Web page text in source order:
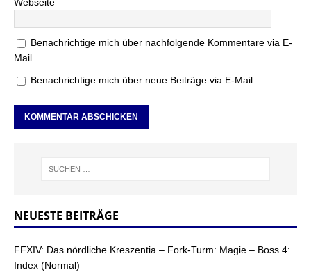
Webseite
Benachrichtige mich über nachfolgende Kommentare via E-
Mail.
Benachrichtige mich über neue Beiträge via E-Mail.
NEUESTE BEITRÄGE
FFXIV: Das nördliche Kreszentia – Fork-Turm: Magie – Boss 4:
Index (Normal)